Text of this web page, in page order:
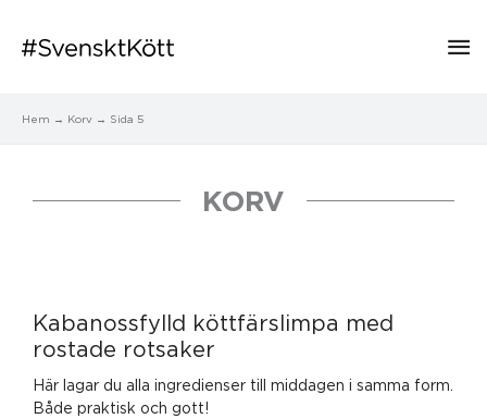
Hem Korv Sida 5
KORV
Kabanossfylld köttfärslimpa med
rostade rotsaker
Här lagar du alla ingredienser till middagen i samma form.
Både praktisk och gott!